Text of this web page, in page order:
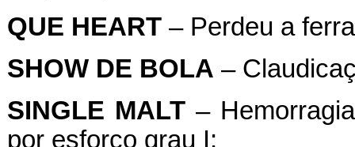
QUE HEART– Perdeu a
SHOW DE BOLA –
SINGLE MALT–
por esforço grau I;